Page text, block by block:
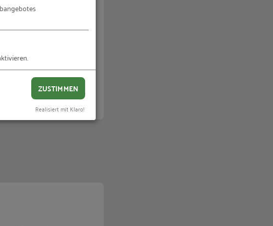
ZUSTIMMEN
Realisiert mit Klaro!